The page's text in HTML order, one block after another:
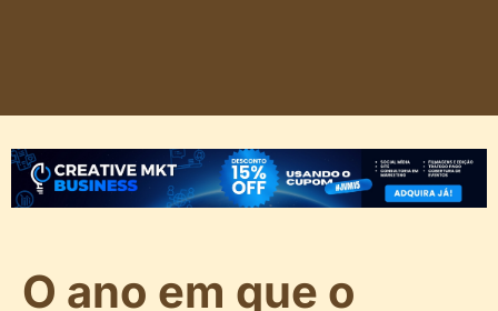
O ano em que o